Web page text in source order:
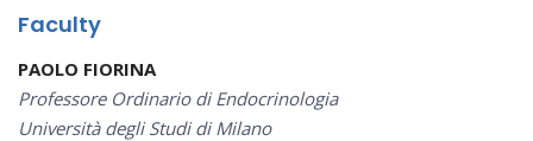
Faculty
PAOLO FIORINA
Professore Ordinario di Endocrinologia
Università degli Studi di Milano